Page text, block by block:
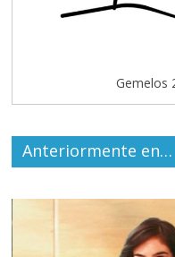
Gemelos
Anteriormente en…